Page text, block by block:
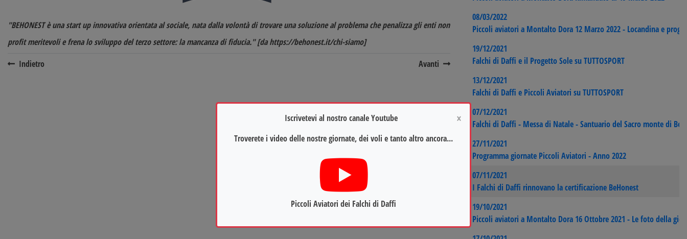
08/03/2022
Piccoli aviatori a Montalto Dora 12 Marzo 2022 - Locandina e
19/12/2021
Falchi di Daffi e il Progetto Sole su TUTTOSPORT
13/12/2021
Falchi di Daffi e Piccoli Aviatori su TUTTOSPORT
07/12/2021
Falchi di Daffi - Messa di Natale - Santuario del Sacro monte di
27/11/2021
Programma giornate Piccoli Aviatori - Anno 2022
07/11/2021
I Falchi di Daffi rinnovano la certificazione BeHonest
19/10/2021
Piccoli aviatori a Montalto Dora 16 Ottobre 2021 - Le foto della
"BEHONEST è una start up innovativa orientata al sociale, nata dalla volontà di trovare una soluzione al problema che penalizza gli enti non
profit meritevoli e frena lo sviluppo del terzo settore: la mancanza di fiducia."[dahttps://behonest.it/chi-siamo]
Indietro
Avanti
×
Iscrivetevi al nostro canale Youtube
Troverete i video delle nostre giornate, dei voli e tanto altro ancora...
Piccoli Aviatori dei Falchi di Daffi